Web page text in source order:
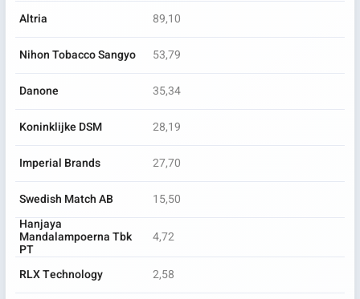
Altria 89,10
Nihon Tobacco Sangyo 53,79
Danone 35,34
Koninklijke DSM 28,19
Imperial Brands 27,70
Swedish Match AB
15,50
Hanjaya
Mandalampoerna Tbk
PT
4,72
RLX Technology 2,58